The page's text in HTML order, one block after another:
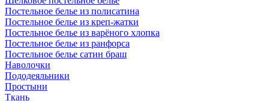
Постельное белье из полисатина
Постельное белье из креп-жатки
Постельное белье из варёного хлопка
Постельное белье из ранфорса
Постельное белье сатин браш
Наволочки
Пододеяльники
Простыни
Ткань